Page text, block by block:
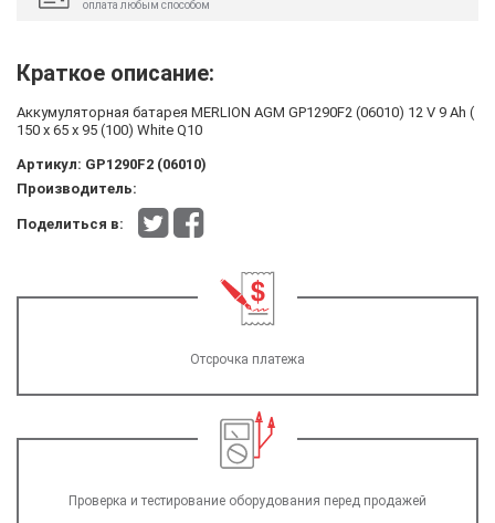
оплата любым способом
Краткое описание:
Аккумуляторная батарея MERLION AGM GP1290F2 (06010) 12 V 9 Ah (
150 x 65 x 95 (100) White Q10
Артикул: GP1290F2 (06010)
Производитель:
Поделиться в:
Отсрочка платежа
Проверка и тестирование оборудования перед продажей